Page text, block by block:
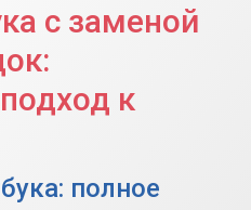
с заменой
к
полное